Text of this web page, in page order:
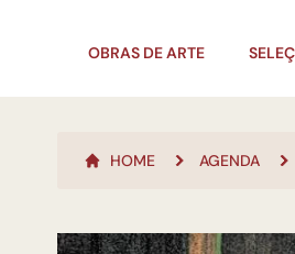
OBRAS DE ARTE
HOME AGENDA